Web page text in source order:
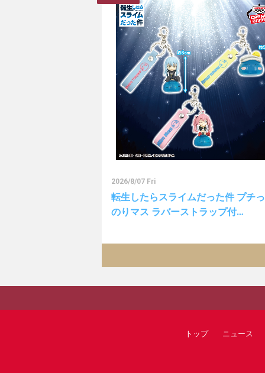
2026/8/07 Fri
転生したらスライムだった件 プチ
のりマス ラバーストラップ付…
トップ ニュース